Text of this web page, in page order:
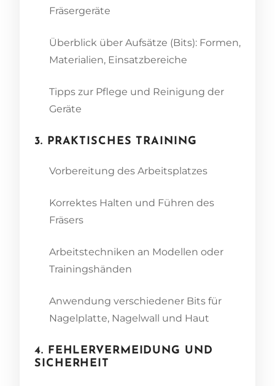
Fräsergeräte
Überblick über Aufsätze (Bits): Formen,
Materialien, Einsatzbereiche
Tipps zur Pflege und Reinigung der
Geräte
3. PRAKTISCHES TRAINING
Vorbereitung des Arbeitsplatzes
Korrektes Halten und Führen des
Fräsers
Arbeitstechniken an Modellen oder
Trainingshänden
Anwendung verschiedener Bits für
Nagelplatte, Nagelwall und Haut
4. FEHLERVERMEIDUNG UND
SICHERHEIT